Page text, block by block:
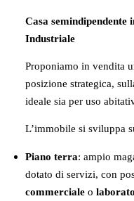
Casa semindipendente
Industriale
Proponiamo in vendita
posizione strategica,
ideale sia per uso
L’immobile si sviluppa
Piano terra: ampio
dotato di servizi, con
commerciale o